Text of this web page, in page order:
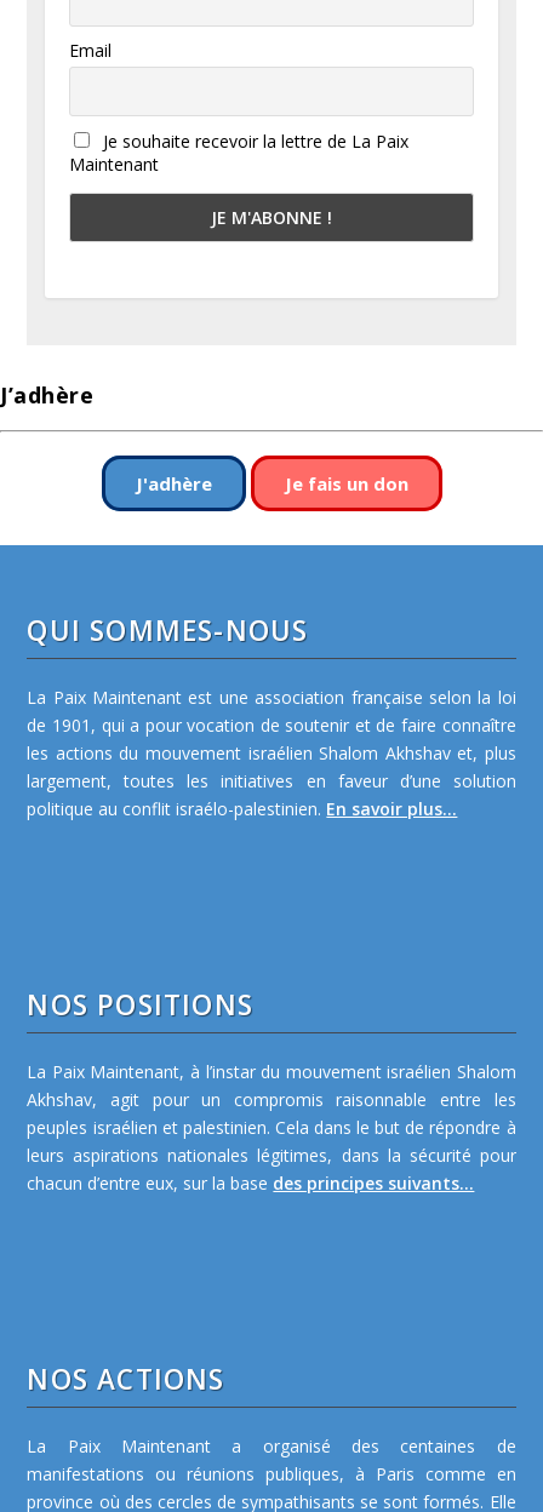
Email
Je souhaite recevoir la lettre de La Paix
Maintenant
J’adhère
J'adhère Je fais un don
QUI SOMMES-NOUS
La Paix Maintenant est une association française selon la loi
de 1901, qui a pour vocation de soutenir et de faire connaître
les actions du mouvement israélien Shalom Akhshav et, plus
largement, toutes les initiatives en faveur d’une solution
politique au conflit israélo-palestinien. En savoir plus...
NOS POSITIONS
La Paix Maintenant, à l’instar du mouvement israélien Shalom
Akhshav, agit pour un compromis raisonnable entre les
peuples israélien et palestinien. Cela dans le but de répondre à
leurs aspirations nationales légitimes, dans la sécurité pour
chacun d’entre eux, sur la base des principes suivants...
NOS ACTIONS
La Paix Maintenant a organisé des centaines de
manifestations ou réunions publiques, à Paris comme en
province où des cercles de sympathisants se sont formés. Elle